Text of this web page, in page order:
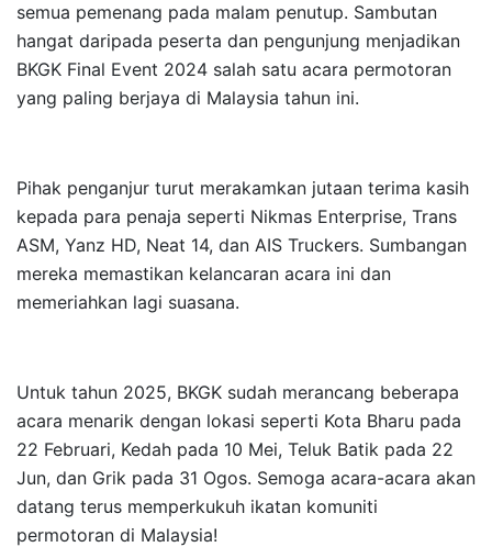
semua pemenang pada malam penutup. Sambutan
hangat daripada peserta dan pengunjung menjadikan
BKGK Final Event 2024 salah satu acara permotoran
yang paling berjaya di Malaysia tahun ini.
Pihak penganjur turut merakamkan jutaan terima kasih
kepada para penaja seperti Nikmas Enterprise, Trans
ASM, Yanz HD, Neat 14, dan AIS Truckers. Sumbangan
mereka memastikan kelancaran acara ini dan
memeriahkan lagi suasana.
Untuk tahun 2025, BKGK sudah merancang beberapa
acara menarik dengan lokasi seperti Kota Bharu pada
22 Februari, Kedah pada 10 Mei, Teluk Batik pada 22
Jun, dan Grik pada 31 Ogos. Semoga acara-acara akan
datang terus memperkukuh ikatan komuniti
permotoran di Malaysia!